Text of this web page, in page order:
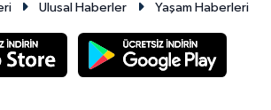
Ulusal Haberler Yaşam Haberleri